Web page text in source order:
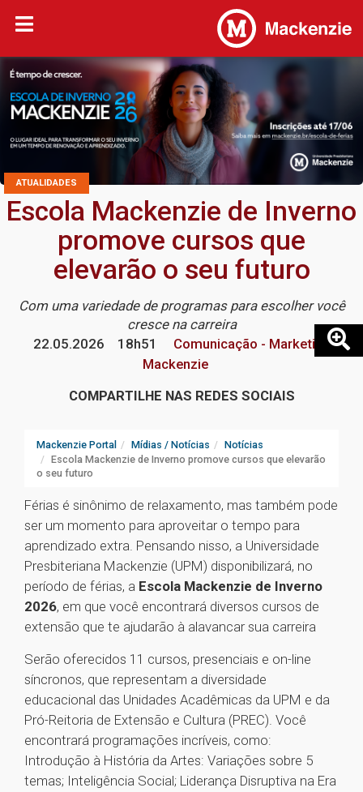
ATUALIDADES
Escola Mackenzie de Inverno
promove cursos que
elevarão o seu futuro
Com uma variedade de programas para escolher você
cresce na carreira
22.05.2026
18h51
Comunicação - Marketing
Mackenzie
COMPARTILHE NAS REDES SOCIAIS
Mackenzie Portal Mídias / Notícias
Notícias
Escola Mackenzie de Inverno promove cursos que elevarão
o seu futuro
Férias é sinônimo de relaxamento, mas também pode
ser um momento para aproveitar o tempo para
aprendizado extra. Pensando nisso, a Universidade
Presbiteriana Mackenzie (UPM) disponibilizará, no
período de férias, a Escola Mackenzie de Inverno
2026, em que você encontrará diversos cursos de
extensão que te ajudarão à alavancar sua carreira
Serão oferecidos 11 cursos, presenciais e on-line
síncronos, que representam a diversidade
educacional das Unidades Acadêmicas da UPM e da
Pró-Reitoria de Extensão e Cultura (PREC). Você
encontrará programações incríveis, como:
Introdução à História da Artes: Variações sobre 5
temas; Inteligência Social; Liderança Disruptiva na Era